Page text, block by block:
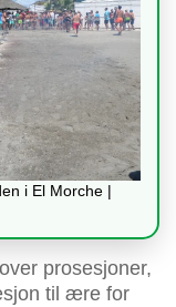
i El Morche |
prosesjoner,
til ære for